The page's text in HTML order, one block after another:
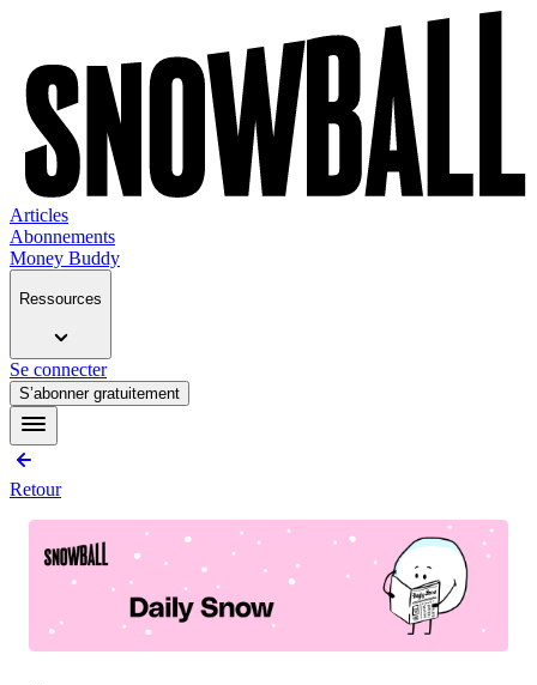
Articles
Abonnements
Money Buddy
Ressources
Se connecter
S’abonner gratuitement
Retour